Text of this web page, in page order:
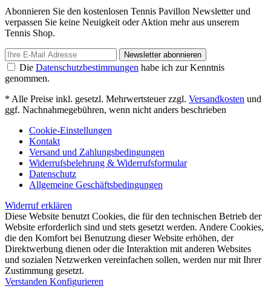
Abonnieren Sie den kostenlosen Tennis Pavillon Newsletter und
verpassen Sie keine Neuigkeit oder Aktion mehr aus unserem
Tennis Shop.
Newsletter abonnieren
Die Datenschutzbestimmungen habe ich zur Kenntnis
genommen.
* Alle Preise inkl. gesetzl. Mehrwertsteuer zzgl. Versandkosten und
ggf. Nachnahmegebühren, wenn nicht anders beschrieben
Cookie-Einstellungen
Kontakt
Versand und Zahlungsbedingungen
Widerrufsbelehrung & Widerrufsformular
Datenschutz
Allgemeine Geschäftsbedingungen
Widerruf erklären
Diese Website benutzt Cookies, die für den technischen Betrieb der
Website erforderlich sind und stets gesetzt werden. Andere Cookies,
die den Komfort bei Benutzung dieser Website erhöhen, der
Direktwerbung dienen oder die Interaktion mit anderen Websites
und sozialen Netzwerken vereinfachen sollen, werden nur mit Ihrer
Zustimmung gesetzt.
Verstanden Konfigurieren